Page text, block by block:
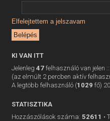
Elfelejtettem a jelszavam
KI VAN ITT
Jelenleg 47felhasználó van jelen
(az elmúlt 2 percben aktív
A legtöbb felhasználó (1029 fő)
STATISZTIKA
Hozzászólások száma: 52611 •